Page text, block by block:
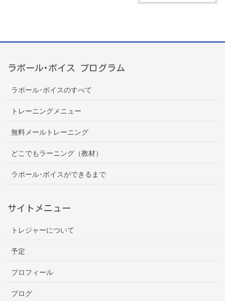
ラポール･ボイス プログラム
ラポール･ボイスのすべて
トレーニングメニュー
無料メールトレーニング
どこでもラーニング（教材）
ラポール･ボイスができるまで
サイトメニュー
トレジャーについて
予定
プロフィール
ブログ